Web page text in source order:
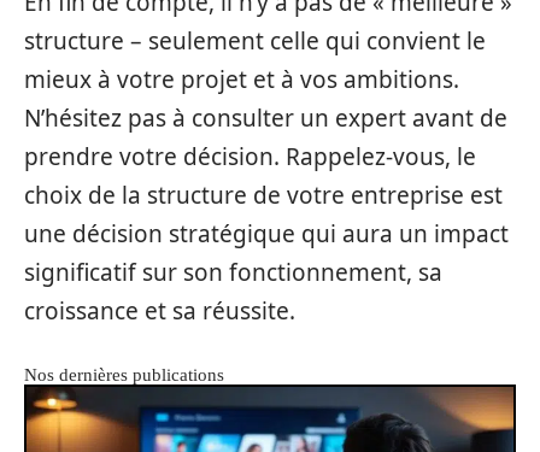
structure – seulement celle qui convient le
mieux à votre projet et à vos ambitions.
N’hésitez pas à consulter un expert avant de
prendre votre décision. Rappelez-vous, le
choix de la structure de votre entreprise est
une décision stratégique qui aura un impact
significatif sur son fonctionnement, sa
croissance et sa réussite.
Nos dernières publications